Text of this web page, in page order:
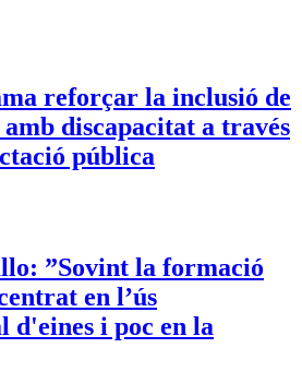
reforçar la inclusió de
amb discapacitat a través
pública
”Sovint la formació
en l’ús
d'eines i poc en la